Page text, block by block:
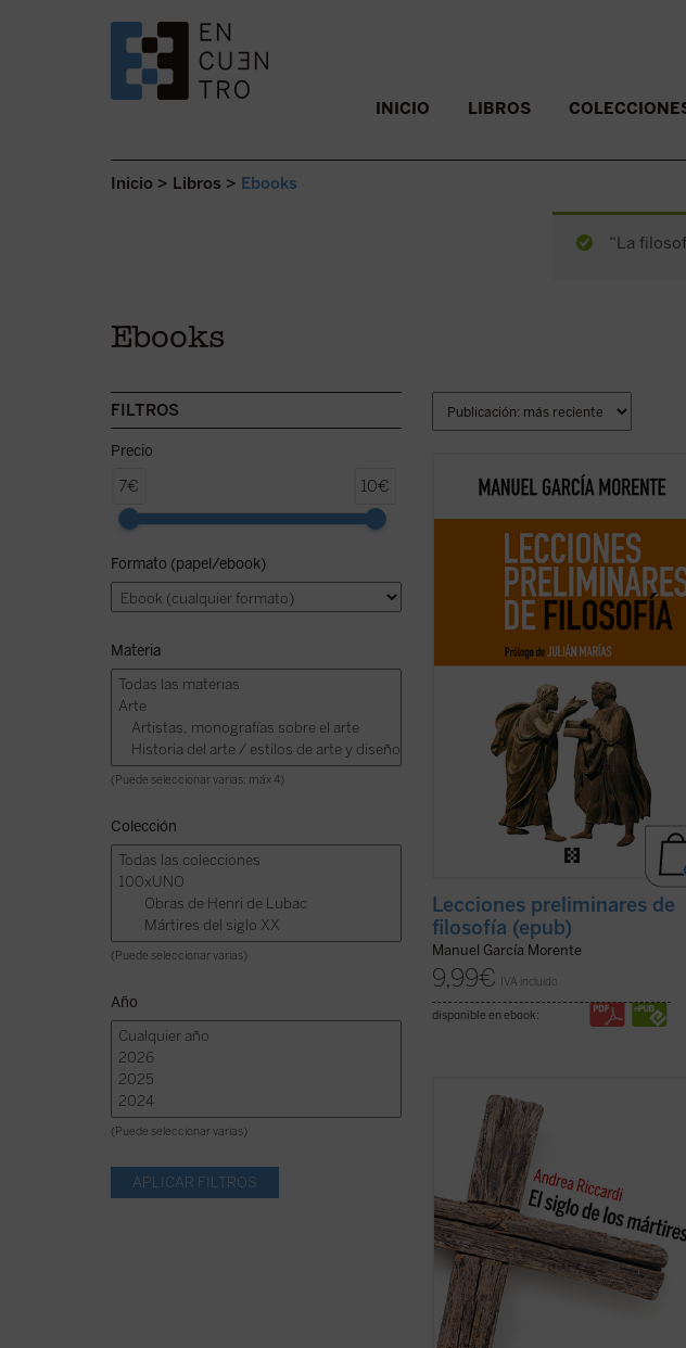
SALTAR AL CONTENIDO. INICIO LIBROS
Inicio > Libros > Ebooks
“La
Ebooks
FILTROS
Precio
7€ 10€
Formato (papel/ebook)
Materia
(Puede seleccionar varias: máx 4)
Colección
(Puede seleccionar varias)
Año
(Puede seleccionar varias)
Los lectores y estudiosos de estas
los llevará a entender el porqué y el
cómo la humanidad ha llegado hasta
aquí. Nacidas de un curso impartido por
el autor en 1937 en la universidad
argentina de ... (ver ficha)
Lecciones preliminares de
filosofía (epub)
Manuel García Morente
9,99€ IVA incluido
disponible en ebook:
El siglo XX produjo las declaraciones de
los derechos humanos, pero también
centenares de millones de víctimas
masacradas en genocidios, guerras
civiles y mundiales, deportaciones,
aniquilaciones de etnias, clases y grupos
religiosos o ...(ver ficha)